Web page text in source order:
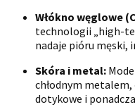
Włókno węglowe
technologii „high-
nadaje pióru męski,
Skóra i metal:
chłodnym
dotykowe i